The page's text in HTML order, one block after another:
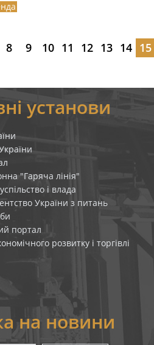
8 9 10 11 12 13 14 15
установи
"Гаряча лінія"
і влада
України з питань
портал
розвитку і торгівлі
на новини